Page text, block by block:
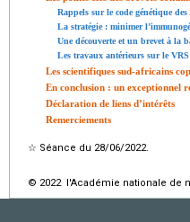
Rappels sur le code génétique des
La stratégie : minimer
Une découverte et un brevet à la
Les travaux antérieurs sur le
Les scientifiques sud-africains
En conclusion : un exceptionnel
Déclaration de liens d’intérêts
Remerciements
☆ Séance du 28/06/2022.
© 2022 l'Académie nationale de